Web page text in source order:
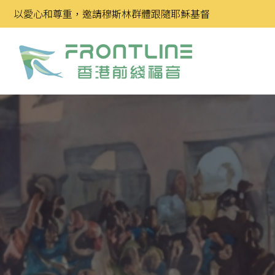
Skip
to
content
以愛心和尊重，邀請穆斯林群體跟隨耶穌基督